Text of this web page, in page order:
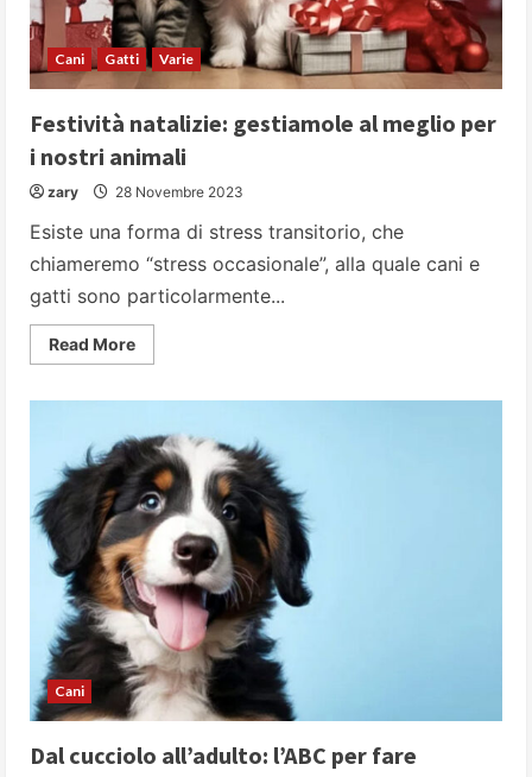
Cani Gatti Varie
Festività natalizie: gestiamole al meglio per
i nostri animali
zary 28 Novembre 2023
Esiste una forma di stress transitorio, che
chiameremo “stress occasionale”, alla quale cani e
gatti sono particolarmente...
Read MoreRead
more
al
meglio
per
i
nostri
animali
Cani
Dal cucciolo all’adulto: l’ABC per fare